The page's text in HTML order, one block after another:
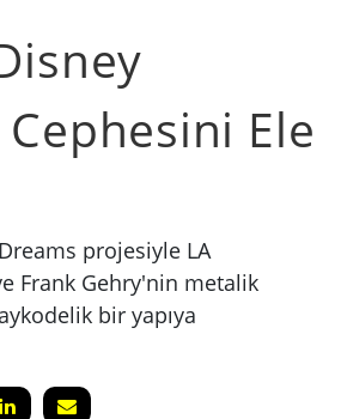
Cephesini Ele
projesiyle LA
Frank Gehry'nin metalik
bir yapıya